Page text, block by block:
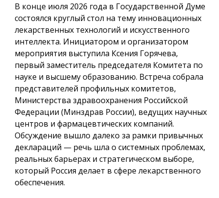
В конце июля 2026 года в Государственной Думе
состоялся круглый стол на тему инновационных
лекарственных технологий и искусственного
интеллекта. Инициатором и организатором
мероприятия выступила Ксения Горячева,
первый заместитель председателя Комитета по
науке и высшему образованию. Встреча собрала
представителей профильных комитетов,
Министерства здравоохранения Российской
Федерации (Минздрав России), ведущих научных
центров и фармацевтических компаний.
Обсуждение вышло далеко за рамки привычных
деклараций — речь шла о системных проблемах,
реальных барьерах и стратегическом выборе,
который Россия делает в сфере лекарственного
обеспечения.